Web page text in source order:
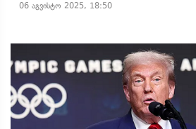
06 აგვისტო 2025, 18:50